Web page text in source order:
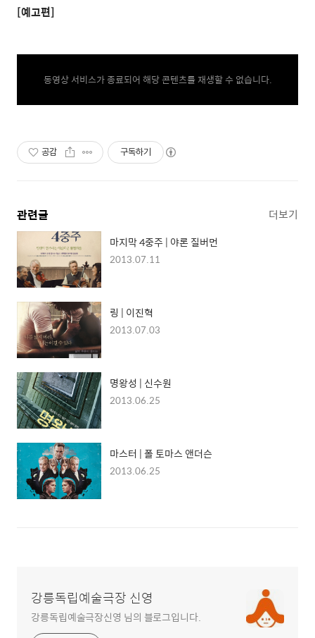
[예고편]
동영상 서비스가 종료되어 해당 콘텐츠를 재생할 수 없습니다.
공감 구독하기
관련글 더보기
마지막 4중주 | 야론 질버먼
2013.07.11
링 | 이진혁
2013.07.03
명왕성 | 신수원
2013.06.25
마스터 | 폴 토마스 앤더슨
2013.06.25
강릉독립예술극장 신영
강릉독립예술극장신영 님의 블로그입니다.